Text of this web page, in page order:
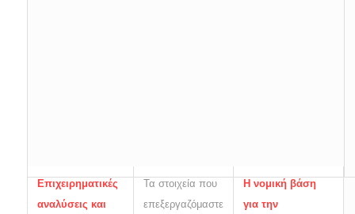
Επιχειρηματικές
αναλύσεις και
Τα στοιχεία που
επεξεργαζόμαστε
Η νομική βάση
για την